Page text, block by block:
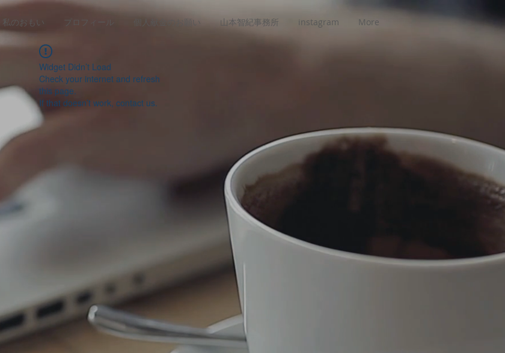
私のおもい プロフィール 個人献金のお願い 山本智紀事務所 instagram More
Widget Didn’t Load
Check your internet and refresh
this page.
If that doesn’t work, contact us.